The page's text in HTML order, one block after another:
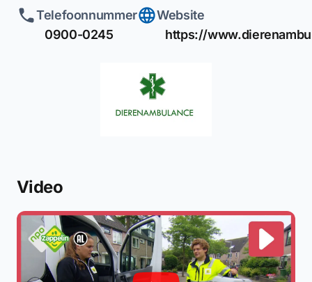
Telefoonnummer
0900-0245
Website
https://
Video